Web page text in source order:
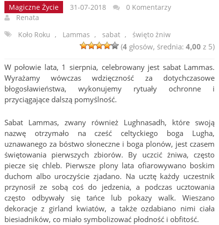
Magiczne Życie 31-07-2018
0 Komentarzy
Renata
Koło Roku , Lammas , sabat , święto żniw
(4 głosów, średnia:4,00 z 5)
W połowie lata, 1 sierpnia, celebrowany jest sabat Lammas.
Wyrażamy wówczas wdzięczność za dotychczasowe
błogosławieństwa, wykonujemy rytuały ochronne i
przyciągające dalszą pomyślność.
Sabat Lammas, zwany również Lughnasadh, które swoją
nazwę otrzymało na cześć celtyckiego boga Lugha,
uznawanego za bóstwo słoneczne i boga plonów, jest czasem
świętowania pierwszych zbiorów. By uczcić żniwa, często
piecze się chleb. Pierwsze plony lata ofiarowywano boskim
duchom albo uroczyście zjadano. Na ucztę każdy uczestnik
przynosił ze sobą coś do jedzenia, a podczas ucztowania
często odbywały się tańce lub pokazy walk. Wieszano
dekoracje z girland kwiatów, a także ozdabiano nimi ciała
biesiadników, co miało symbolizować płodność i obfitość.